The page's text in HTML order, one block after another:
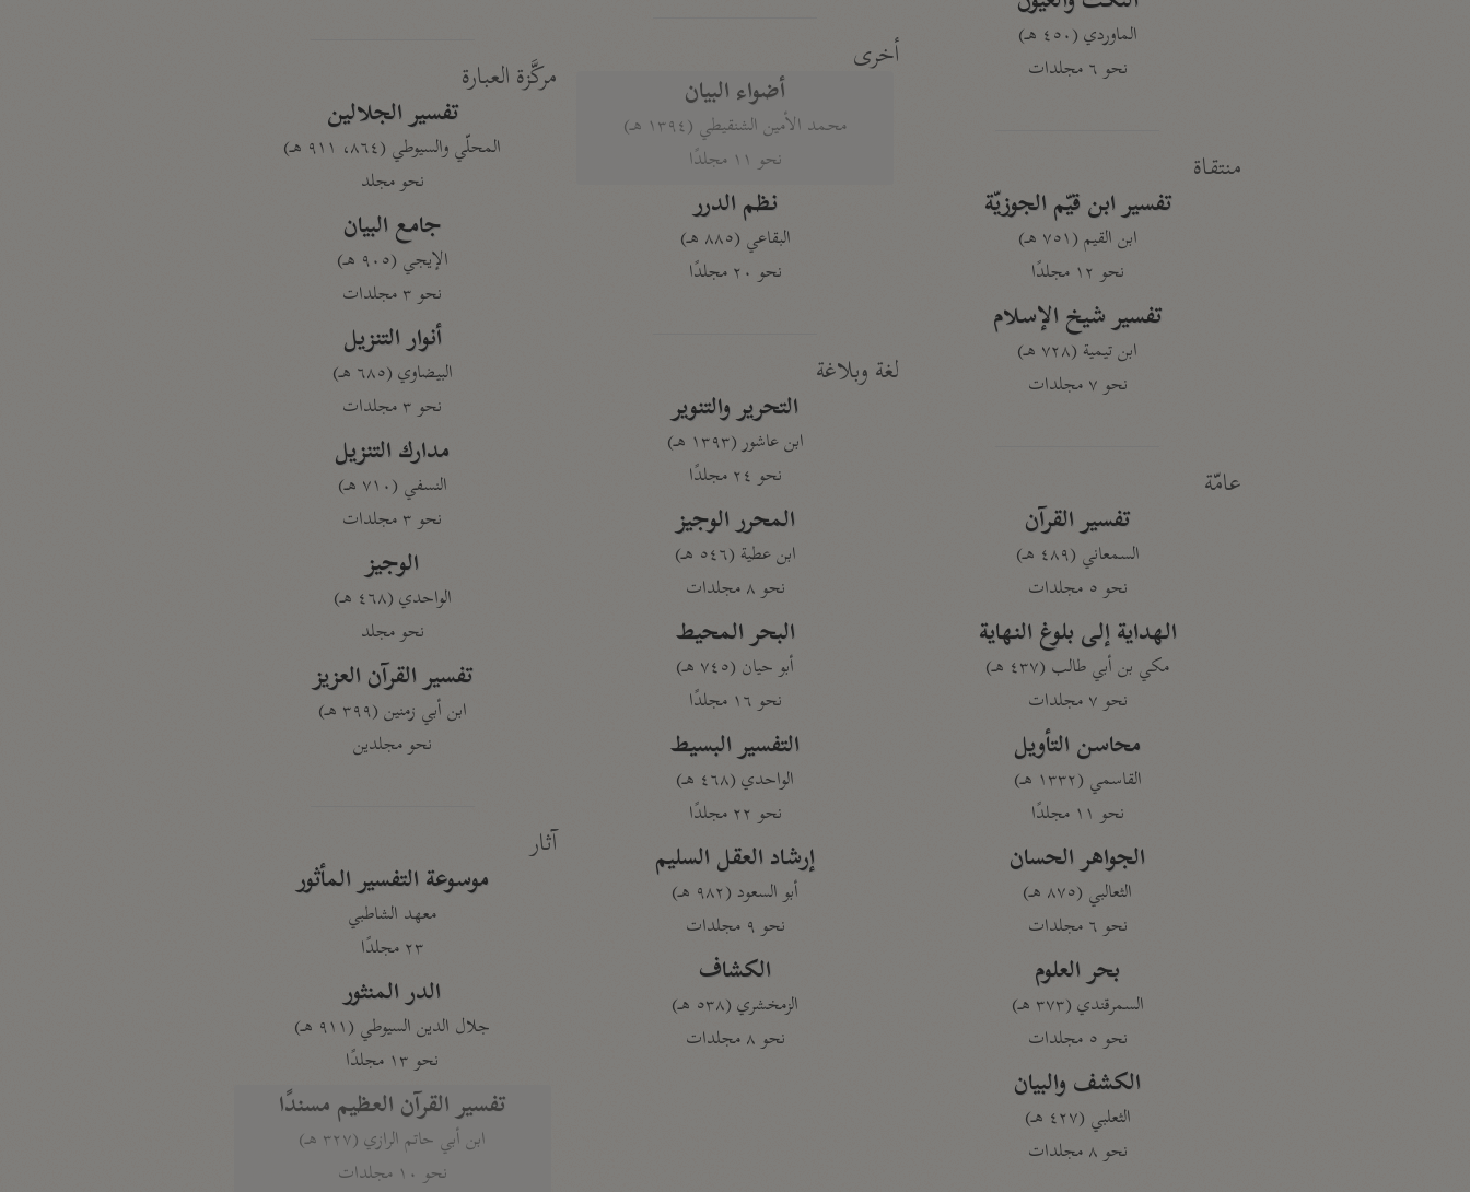
الماوردي (٤٥٠ هـ)
نحو ٦ مجلدات
منتقاة
تفسير ابن قيّم الجوزيّة
ابن القيم (٧٥١ هـ)
نحو ١٢ مجلدًا
تفسير شيخ الإسلام
ابن تيمية (٧٢٨ هـ)
نحو ٧ مجلدات
عامّة
تفسير القرآن
السمعاني (٤٨٩ هـ)
نحو ٥ مجلدات
الهداية إلى بلوغ النهاية
مكي بن أبي طالب (٤٣٧ هـ)
نحو ٧ مجلدات
محاسن التأويل
القاسمي (١٣٣٢ هـ)
نحو ١١ مجلدًا
الجواهر الحسان
الثعالبي (٨٧٥ هـ)
نحو ٦ مجلدات
بحر العلوم
السمرقندي (٣٧٣ هـ)
نحو ٥ مجلدات
الكشف والبيان
الثعلبي (٤٢٧ هـ)
نحو ٨ مجلدات
أخرى
أضواء البيان
محمد الأمين الشنقيطي (١٣٩٤ هـ)
نحو ١١ مجلدًا
نظم الدرر
البقاعي (٨٨٥ هـ)
نحو ٢٠ مجلدًا
لغة وبلاغة
التحرير والتنوير
ابن عاشور (١٣٩٣ هـ)
نحو ٢٤ مجلدًا
المحرر الوجيز
ابن عطية (٥٤٦ هـ)
نحو ٨ مجلدات
البحر المحيط
أبو حيان (٧٤٥ هـ)
نحو ١٦ مجلدًا
التفسير البسيط
الواحدي (٤٦٨ هـ)
نحو ٢٢ مجلدًا
إرشاد العقل السليم
أبو السعود (٩٨٢ هـ)
نحو ٩ مجلدات
الكشاف
الزمخشري (٥٣٨ هـ)
نحو ٨ مجلدات
مركَّزة العبارة
تفسير الجلالين
المحلّي والسيوطي (٨٦٤، ٩١١ هـ)
نحو مجلد
جامع البيان
الإيجي (٩٠٥ هـ)
نحو ٣ مجلدات
أنوار التنزيل
البيضاوي (٦٨٥ هـ)
نحو ٣ مجلدات
مدارك التنزيل
النسفي (٧١٠ هـ)
نحو ٣ مجلدات
الوجيز
الواحدي (٤٦٨ هـ)
نحو مجلد
تفسير القرآن العزيز
ابن أبي زمنين (٣٩٩ هـ)
نحو مجلدين
آثار
موسوعة التفسير المأثور
معهد الشاطبي
٢٣ مجلدًا
الدر المنثور
جلال الدين السيوطي (٩١١ هـ)
نحو ١٣ مجلدًا
تفسير القرآن العظيم مسندًا
ابن أبي حاتم الرازي (٣٢٧ هـ)
نحو ١٠ مجلدات